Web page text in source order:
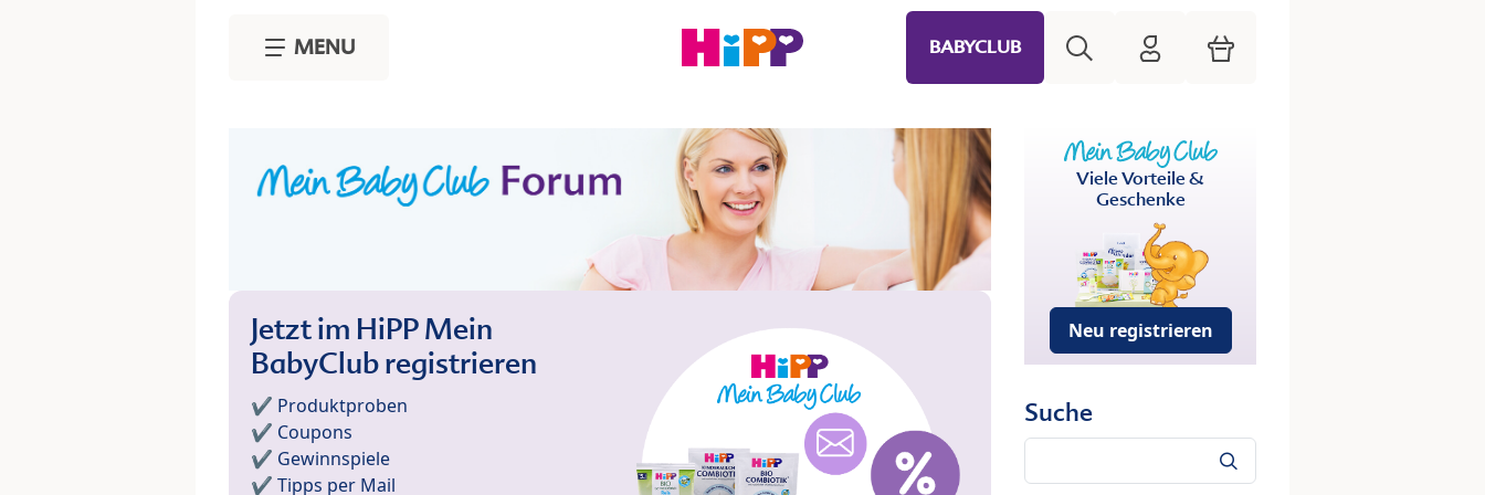
MENU BABYCLUB HiPP Mein Babyclub
Warenkorb
Jetzt im HiPP Mein
BabyClub registrieren
✔️ Produktproben
✔️ Coupons
✔️ Gewinnspiele
✔️ Tipps per Mail
Viele Vorteile &
Geschenke
Neu registrieren
Suche